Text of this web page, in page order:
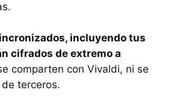
incluyendo tus
cifrados de extremo a
comparten con Vivaldi, ni se
terceros.